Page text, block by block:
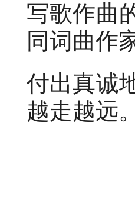
写歌作曲
同词曲作
付出真诚
越走越远。